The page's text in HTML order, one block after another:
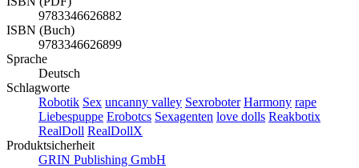
9783346626882
ISBN (Buch)
9783346626899
Sprache
Deutsch
Schlagworte
Robotik Sex uncanny valley Sexroboter Harmony rape
Liebespuppe Erobotcs Sexagenten love dolls Reakbotix
RealDoll RealDollX
Produktsicherheit
GRIN Publishing GmbH